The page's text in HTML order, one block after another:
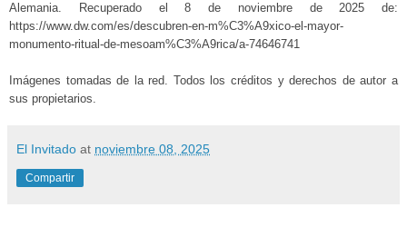
Alemania. Recuperado el 8 de noviembre de 2025 de:
https://www.dw.com/es/descubren-en-m%C3%A9xico-el-mayor-
monumento-ritual-de-mesoam%C3%A9rica/a-74646741
Imágenes tomadas de la red. Todos los créditos y derechos de autor a
sus propietarios.
El Invitado at noviembre 08, 2025
Compartir